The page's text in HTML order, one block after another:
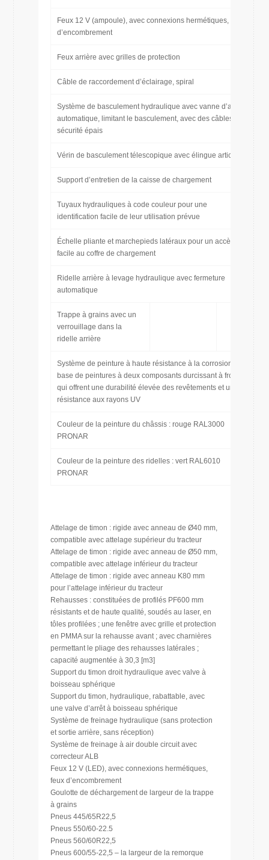
Feux 12 V (ampoule), avec connexions hermétiques, feux
d’encombrement
Feux arrière avec grilles de protection
Câble de raccordement d’éclairage, spiral
Système de basculement hydraulique avec vanne d’arrêt
automatique, limitant le basculement, avec des câbles de
sécurité épais
Vérin de basculement télescopique avec élingue articulée
Support d’entretien de la caisse de chargement
Tuyaux hydrauliques à code couleur pour une
identification facile de leur utilisation prévue
Échelle pliante et marchepieds latéraux pour un accès
facile au coffre de chargement
Ridelle arrière à levage hydraulique avec fermeture
automatique
Trappe à grains avec un
verrouillage dans la
ridelle arrière
Système de peinture à haute résistance à la corrosion à
base de peintures à deux composants durcissant à froid
qui offrent une durabilité élevée des revêtements et une
résistance aux rayons UV
Couleur de la peinture du châssis : rouge RAL3000
PRONAR
Couleur de la peinture des ridelles : vert RAL6010
PRONAR
Attelage de timon : rigide avec anneau de Ø40 mm,
compatible avec attelage supérieur du tracteur
Attelage de timon : rigide avec anneau de Ø50 mm,
compatible avec attelage inférieur du tracteur
Attelage de timon : rigide avec anneau K80 mm
pour l’attelage inférieur du tracteur
Rehausses : constituées de profilés PF600 mm
résistants et de haute qualité, soudés au laser, en
tôles profilées ; une fenêtre avec grille et protection
en PMMA sur la rehausse avant ; avec charnières
permettant le pliage des rehausses latérales ;
capacité augmentée à 30,3 [m3]
Support du timon droit hydraulique avec valve à
boisseau sphérique
Support du timon, hydraulique, rabattable, avec
une valve d’arrêt à boisseau sphérique
Système de freinage hydraulique (sans protection
et sortie arrière, sans réception)
Système de freinage à air double circuit avec
correcteur ALB
Feux 12 V (LED), avec connexions hermétiques,
feux d’encombrement
Goulotte de déchargement de largeur de la trappe
à grains
Pneus 445/65R22,5
Pneus 550/60-22.5
Pneus 560/60R22,5
Pneus 600/55-22,5 – la largeur de la remorque